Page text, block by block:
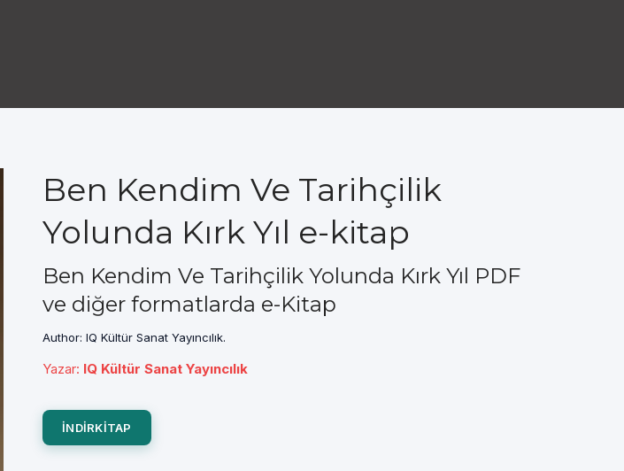
Ben Kendim Ve Tarihçilik
Yolunda Kırk Yıl e-kitap
Ben Kendim Ve Tarihçilik Yolunda Kırk Yıl PDF
ve diğer formatlarda e-Kitap
Author: IQ Kültür Sanat Yayıncılık.
Yazar: IQ Kültür Sanat Yayıncılık
INDIRKITAP